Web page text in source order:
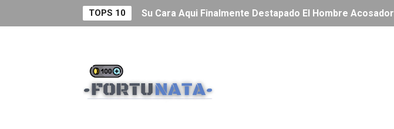
TOPS 10 Su Cara Aqui Finalmente Destapado El Hombre Acosador
CODIGOS PARA COLABORACIÓN DE PRINGLES X FREE FIRE